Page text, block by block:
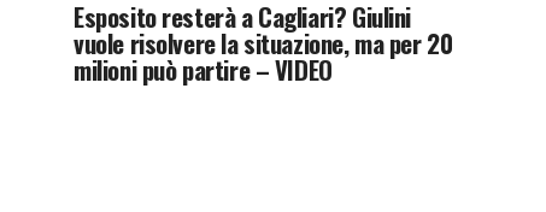
Esposito resterà a Cagliari? Giulini
vuole risolvere la situazione, ma per 20
milioni può partire – VIDEO